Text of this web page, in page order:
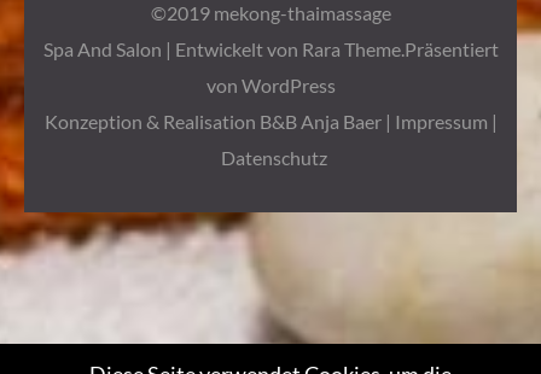
©2019 mekong-thaimassage
Spa And Salon | Entwickelt von Rara Theme.Präsentiert
von WordPress
Konzeption & Realisation B&B Anja Baer| Impressum |
Datenschutz